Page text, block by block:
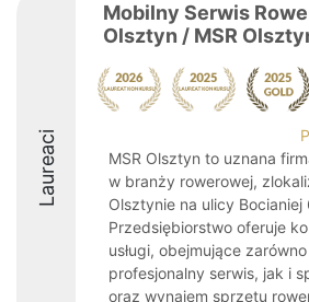
Laureaci
Mobilny Serwis
Olsztyn / MSR
MSR Olsztyn to uznana
w branży rowerowej,
Olsztynie na ulicy Bocianiej
Przedsiębiorstwo oferuje
usługi, obejmujące zarówno
profesjonalny serwis, jak i
oraz wynajem sprzętu